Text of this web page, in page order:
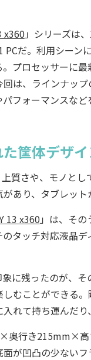
x360 」シリーズは
だ。利用シーン
プロセッサーに
は、ラインナッ
フォーマンスなど
筐体デザ
質さや、モノと
あり、タブレッ
13 x360 」は、そ
タッチ対応液晶
に残ったのが、
むことができる
れて持ち運んだ
行き215mm×高
が凹凸の少ない